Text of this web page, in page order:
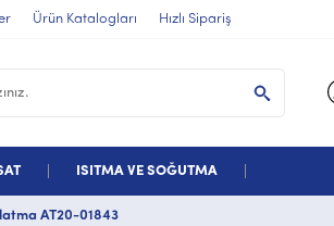
Ürün Katalogları Hızlı Sipariş
ISITMA VE SOĞUTMA
AT20-01843